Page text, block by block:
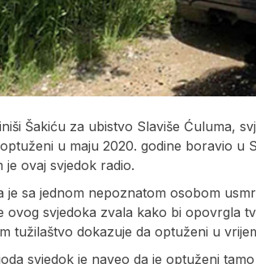
Šakiću za ubistvo Slaviše Ćuluma,
u maju 2020. godine boravio u
je ovaj svjedok radio.
je sa jednom nepoznatom osobom
ovog svjedoka zvala kako bi opovrgla
tužilaštvo dokazuje da optuženi u
svjedok je naveo da je optuženi